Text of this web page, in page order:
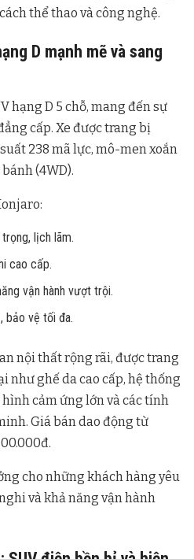
thể thao và công nghệ.
D mạnh mẽ và sang
hạng D 5 chỗ, mang đến sự
cấp. Xe được trang bị
238 mã lực, mô-men xoắn
(4WD).
lịch lãm.
cao cấp.
vận hành vượt trội.
bảo vệ tối đa.
nội thất rộng rãi, được trang
như ghế da cao cấp, hệ thống
cảm ứng lớn và các tính
Giá bán dao động từ
cho những khách hàng yêu
và khả năng vận hành